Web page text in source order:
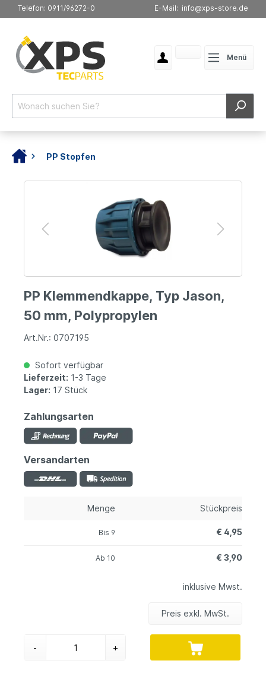
Telefon: 0911/96272-0 E-Mail: info@xps-store.de
Menü
PP Stopfen
PP Klemmendkappe, Typ Jason,
50 mm, Polypropylen
Art.Nr.: 0707195
Sofort verfügbar
Lieferzeit: 1-3 Tage
Lager: 17 Stück
Zahlungsarten
Versandarten
Menge Stückpreis
Bis 9 € 4,95
Ab 10 € 3,90
inklusive Mwst.
Preis exkl. MwSt.
- +